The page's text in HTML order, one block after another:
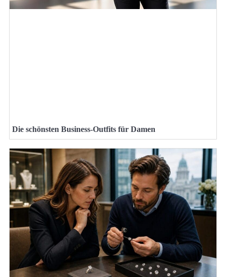
Die schönsten Business-Outfits für Damen